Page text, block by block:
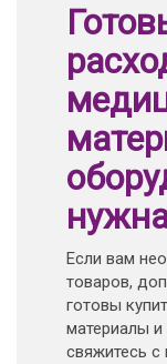
Если вам
товаров,
готовы
материалы
свяжитесь